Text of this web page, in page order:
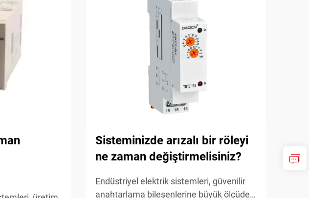
Sisteminizde arızalı bir röleyi
ne zaman değiştirmelisiniz?
Endüstriyel elektrik sistemleri, güvenilir
anahtarlama bileşenlerine büyük ölçüde